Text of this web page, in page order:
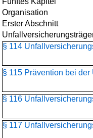
Organisation
Erster Abschnitt
§ 114
§ 115 Prävention bei
§ 116
§ 117